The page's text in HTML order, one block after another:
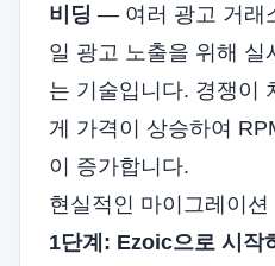
비딩 — 여러 광고 거래
일 광고 노출을 위해 실
는 기술입니다. 경쟁이
게 가격이 상승하여
이 증가합니다.
현실적인 마이그레이
1단계: Ezoic으로 시작